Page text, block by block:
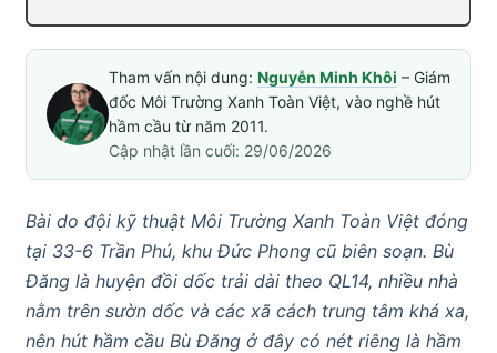
Tham vấn nội dung: Nguyễn Minh Khôi – Giám
đốc Môi Trường Xanh Toàn Việt, vào nghề hút
hầm cầu từ năm 2011.
Cập nhật lần cuối: 29/06/2026
Bài do đội kỹ thuật Môi Trường Xanh Toàn Việt đóng
tại 33-6 Trần Phú, khu Đức Phong cũ biên soạn. Bù
Đăng là huyện đồi dốc trải dài theo QL14, nhiều nhà
nằm trên sườn dốc và các xã cách trung tâm khá xa,
nên hút hầm cầu Bù Đăng ở đây có nét riêng là hầm